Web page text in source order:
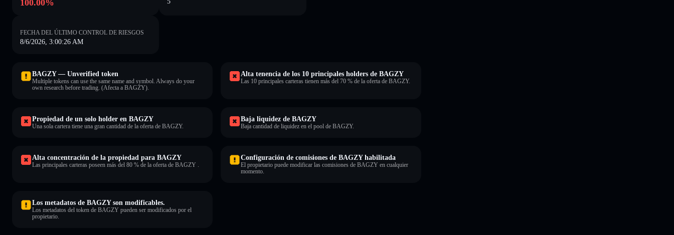
100.00%
FECHA DEL ÚLTIMO CONTROL DE RIESGOS
8/6/2026, 3:00:26 AM
BAGZY — Unverified token
Multiple tokens can use the same name and symbol. Always do your
own research before trading. (Afecta a BAGZY).
Alta tenencia de los 10 principales holders de BAGZY
Las 10 principales carteras tienen más del 70 % de la oferta de BAGZY.
Propiedad de un solo holder en BAGZY
Una sola cartera tiene una gran cantidad de la oferta de BAGZY.
Baja liquidez de BAGZY
Baja cantidad de liquidez en el pool de BAGZY.
Alta concentración de la propiedad para BAGZY
Las principales carteras poseen más del 80 % de la oferta de BAGZY .
Configuración de comisiones de BAGZY habilitada
El propietario puede modificar las comisiones de BAGZY en cualquier
momento.
Los metadatos de BAGZY son modificables.
Los metadatos del token de BAGZY pueden ser modificados por el
propietario.